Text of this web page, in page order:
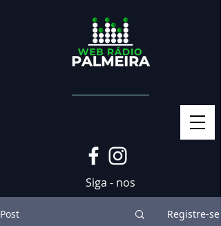
Siga - nos
Post Registre-se